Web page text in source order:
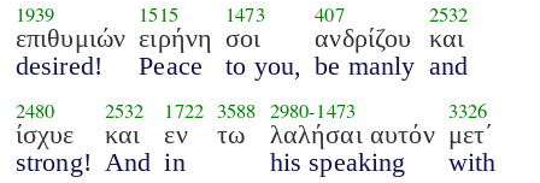
1939
επιθυμιών
desired!
1515
ειρήνη
Peace
1473
σοι
to you,
407
ανδρίζου
be manly
2532
και
and
2480
ίσχυε
strong!
2532
και
And
1722
εν
in
3588
τω
2980-1473
λαλήσαι αυτόν
his speaking
3326
μετ΄
with